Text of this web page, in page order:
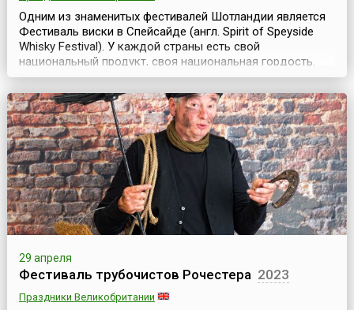
Одним из знаменитых фестивалей Шотландии является
Фестиваль виски в Спейсайде (англ. Spirit of Speyside
Whisky Festival). У каждой страны есть свой
национальный продукт, своя национальная гордость.
Шотландцы гордятся своим виски. С наступлением
весны в Шотландии начинается пора фестивалей и
праздников, посвященных виски. Первым стартует The
Spirit of Speyside Whisky Festival, который длится 6 ...
29 апреля
Фестиваль трубочистов Рочестера 2023
Праздники Великобритании